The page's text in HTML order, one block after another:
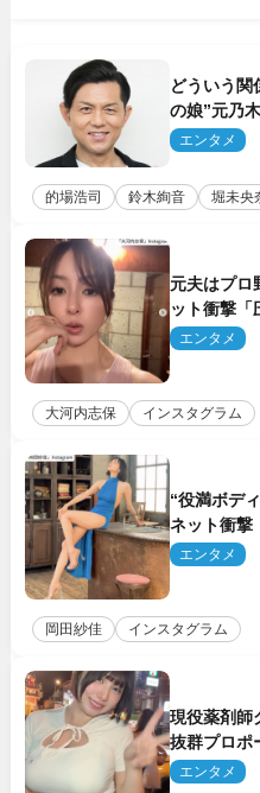
どういう
の娘”元乃
エンタメ
的場浩司 鈴木絢音 堀未央
元夫はプ
ット衝撃「
「うっとり」
エンタメ
大河内志保 インスタグラム
“役満ボデ
ネット衝撃
エンタメ
岡田紗佳 インスタグラム
現役薬剤師
抜群プロポ
「すっっっ
エンタメ